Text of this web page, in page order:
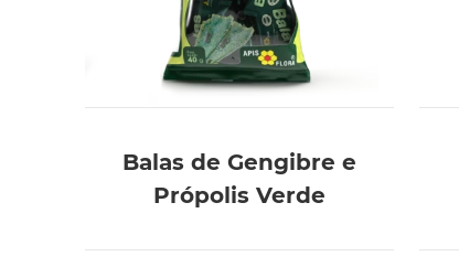
Balas de Gengibre e
Própolis Verde